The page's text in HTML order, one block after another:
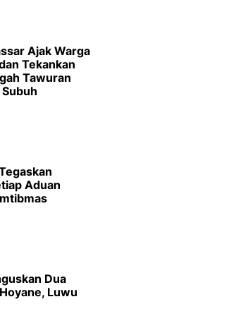
Ajak Warga
Tekankan
Tawuran
Aduan
Dua
Luwu